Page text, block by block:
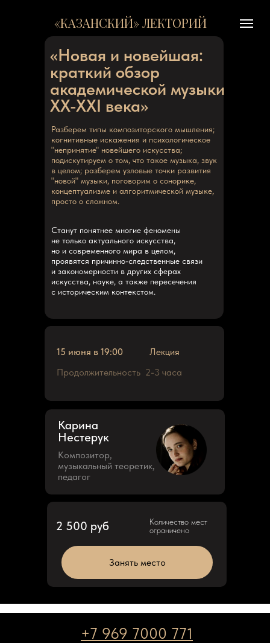
«Новая и новейшая:
краткий обзор
академической музыки
XX-XXI века»
Разберем типы композиторского мышления;
когнитивные искажения и психологическое
"непринятие" новейшего искусства;
подискутируем о том, что такое музыка, звук
в целом; разберем узловые точки развития
"новой" музыки, поговорим о сонорике,
концептуализме и алгоритмической музыке,
просто о сложном.
Станут понятнее многие феномены
не только актуального искусства,
но и современного мира в целом,
проявятся причинно-следственные связи
и закономерности в других сферах
искусства, науке, а также пересечения
с историческим контекстом.
2 500 руб
Количество мест
ограничено
Занять место
15 июня в 19:00
Лекция
Продолжительность 2-3 часа
Карина
Нестерук
Композитор,
музыкальный теоретик,
педагог
«КАЗАНСКИЙ» ЛЕКТОРИЙ
+7 969 7000 771